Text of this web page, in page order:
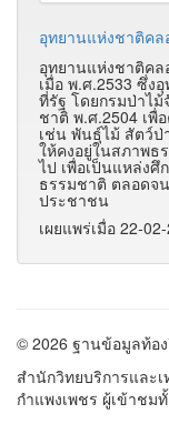
อุทยานแห่งชาติคล
อุทยานแห่งชาติคล
เมื่อ พ.ศ.2533 ซึ่ง
ที่รัฐ โดยกรมป่าไ
ชาติ พ.ศ.2504 เพื่
เช่น พันธุ์ไม้ สัตว์
ให้คงอยู่ในสภาพธ
ไป เพื่อเป็นแหล่งศึ
ธรรมชาติ ตลอดจ
ประชาชน
เผยแพร่เมื่อ 22-
© 2026 ฐานข้อมูลท้อ
สำนักวิทยบริการและ
กำแพงเพชร ผู้เข้าชม